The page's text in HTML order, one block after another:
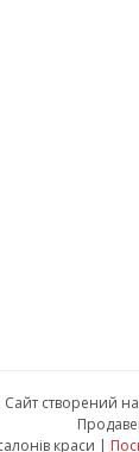
Сайт створений
Красуня - обладнання для салонів краси |